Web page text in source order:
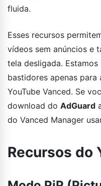
fluida.
Esses recursos
vídeos sem anúncios e
tela desligada.
bastidores apenas
YouTube Vanced. Se
download do AdGuard
do Vanced Manager
Recursos do